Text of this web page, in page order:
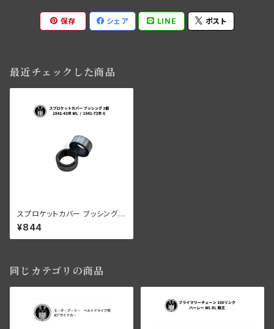
保存 シェア LINE ポスト
最近チェックした商品
スプロケットカバー ブッシング 2
個 ハーレーダビッドソン 1941-
43年 WL 1941-73年 G
¥844
同じカテゴリの商品